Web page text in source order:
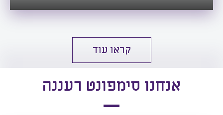
קראו עוד
אנחנו סימפונט רעננה